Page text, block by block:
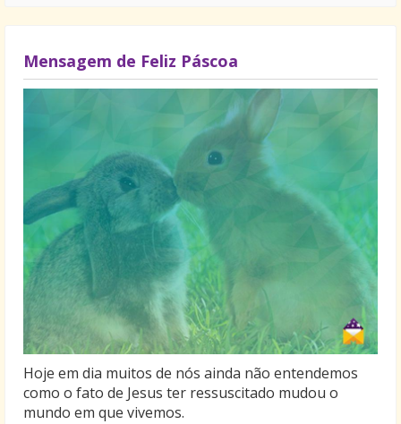
Mensagem de Feliz Páscoa
Hoje em dia muitos de nós ainda não entendemos
como o fato de Jesus ter ressuscitado mudou o
mundo em que vivemos.